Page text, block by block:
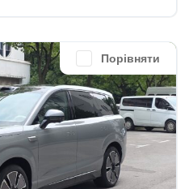
Порівняти